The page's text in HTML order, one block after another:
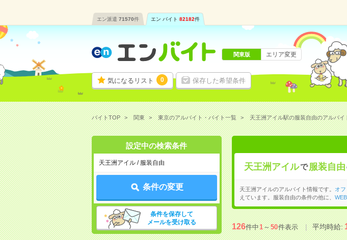
エン派遣 71570件 エン バイト 82182件
気になるリスト 0 保存した希望条件
関東版 エリア変更
バイトTOP 関東 東京のアルバイト・バイト一覧 天王洲アイル駅の服装自由のアルバイ
設定中の検索条件
天王洲アイル / 服装自由
条件の変更
条件を保存して
メールを受け取る
天王洲アイルで 服装自由
天王洲アイルのアルバイト情報です。 オ
えています。服装自由の条件の他に、
126件中1～50件表示 平均時給: